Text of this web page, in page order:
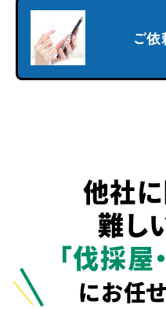
ご
他社
難し
「伐採屋
にお任